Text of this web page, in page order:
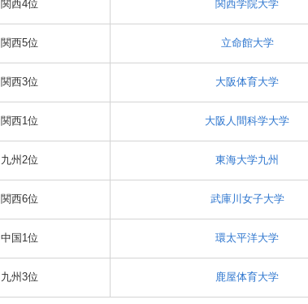
関西4位 関西学院大学
関西5位 立命館大学
関西3位 大阪体育大学
関西1位 大阪人間科学大学
九州2位 東海大学九州
関西6位 武庫川女子大学
中国1位 環太平洋大学
九州3位 鹿屋体育大学